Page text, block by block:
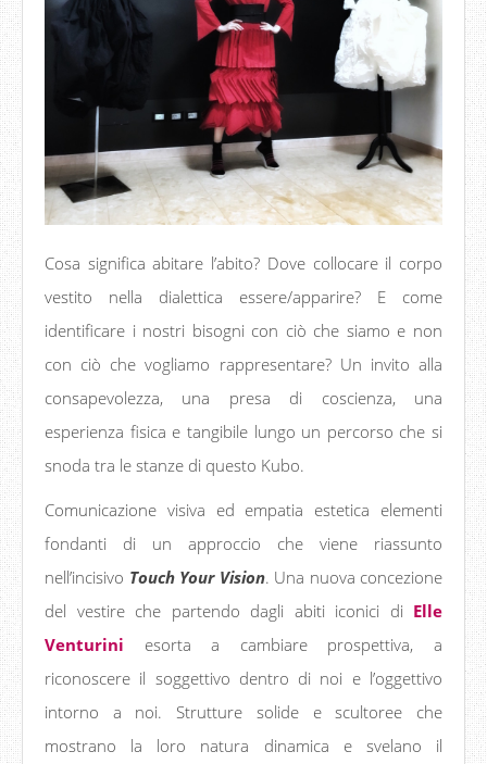
Cosa significa abitare l’abito? Dove collocare il corpo
vestito nella dialettica essere/apparire? E come
identificare i nostri bisogni con ciò che siamo e non
con ciò che vogliamo rappresentare? Un invito alla
consapevolezza, una presa di coscienza, una
esperienza fisica e tangibile lungo un percorso che si
snoda tra le stanze di questo Kubo.
Comunicazione visiva ed empatia estetica elementi
fondanti di un approccio che viene riassunto
nell’incisivo Touch Your Vision. Una nuova concezione
del vestire che partendo dagli abiti iconici di Elle
Venturini
esorta a cambiare prospettiva, a
riconoscere il soggettivo dentro di noi e l’oggettivo
intorno a noi. Strutture solide e scultoree che
mostrano la loro natura dinamica e svelano il